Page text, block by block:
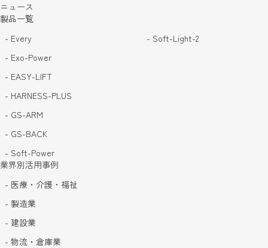
ニュース
製品一覧
- Every
- Exo-Power
- EASY-LIFT
- HARNESS-PLUS
- GS-ARM
- GS-BACK
- Soft-Power
- Soft-Light-2
業界別活用事例
- 医療・介護・福祉
- 製造業
- 建設業
- 物流・倉庫業